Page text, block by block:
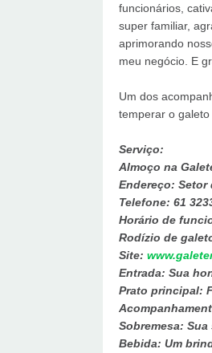
funcionários,
super familiar,
aprimorando
meu negócio. E
Um dos
temperar o galeto
Serviço:
Almoço na
Endereço: Setor
Telefone: 61
Horário de
Rodízio de
Site:
Entrada: Sua
Prato principal:
Sobremesa:
Bebida: Um